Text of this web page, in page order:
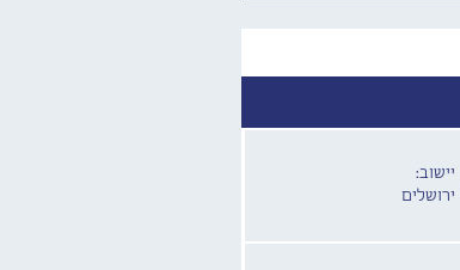
יישוב:
ירושלים